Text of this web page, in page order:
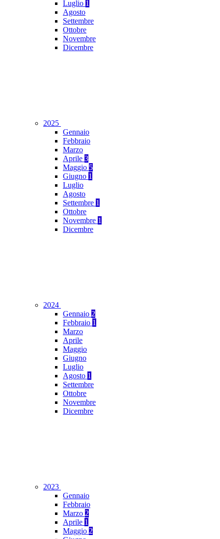
Luglio 1
Agosto
Settembre
Ottobre
Novembre
Dicembre
2025
Gennaio
Febbraio
Marzo
Aprile 3
Maggio 5
Giugno 1
Luglio
Agosto
Settembre 1
Ottobre
Novembre 1
Dicembre
2024
Gennaio 2
Febbraio 1
Marzo
Aprile
Maggio
Giugno
Luglio
Agosto 1
Settembre
Ottobre
Novembre
Dicembre
2023
Gennaio
Febbraio
Marzo 2
Aprile 1
Maggio 2